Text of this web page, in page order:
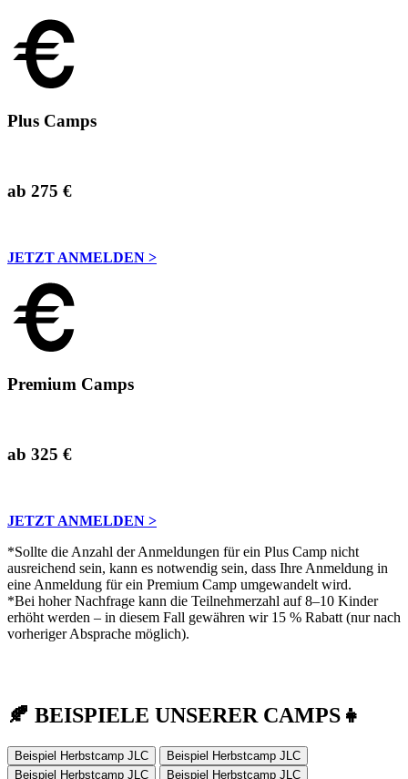
Plus Camps
ab 275 €
JETZT ANMELDEN >
Premium Camps
ab 325 €
JETZT ANMELDEN >
*Sollte die Anzahl der Anmeldungen für ein Plus Camp nicht
ausreichend sein, kann es notwendig sein, dass Ihre Anmeldung in
eine Anmeldung für ein Premium Camp umgewandelt wird.
*Bei hoher Nachfrage kann die Teilnehmerzahl auf 8–10 Kinder
erhöht werden – in diesem Fall gewähren wir 15 % Rabatt (nur nach
vorheriger Absprache möglich).
🍂 BEISPIELE UNSERER CAMPS 👧
Beispiel Herbstcamp JLC
Beispiel Herbstcamp JLC
Beispiel Herbstcamp JLC
Beispiel Herbstcamp JLC